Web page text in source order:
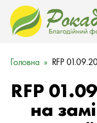
Головна
RFP
на